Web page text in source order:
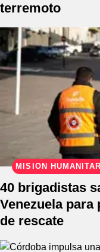
terremoto
MISIÓN
40 brigadistas
Venezuela
de rescate